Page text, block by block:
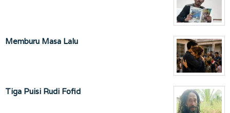
Memburu Masa Lalu
Tiga Puisi Rudi Fofid